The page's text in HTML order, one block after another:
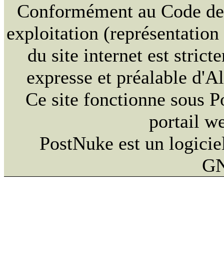
Conformément au Code
exploitation
du site internet est
expresse et préalable
Ce site fonctionne sous
portail
PostNuke est un